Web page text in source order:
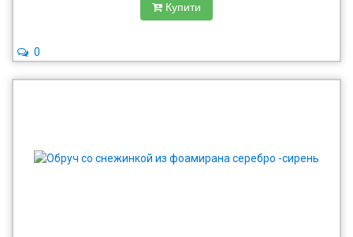
Купити
0